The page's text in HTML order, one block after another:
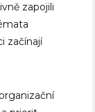
zapojili
začínají